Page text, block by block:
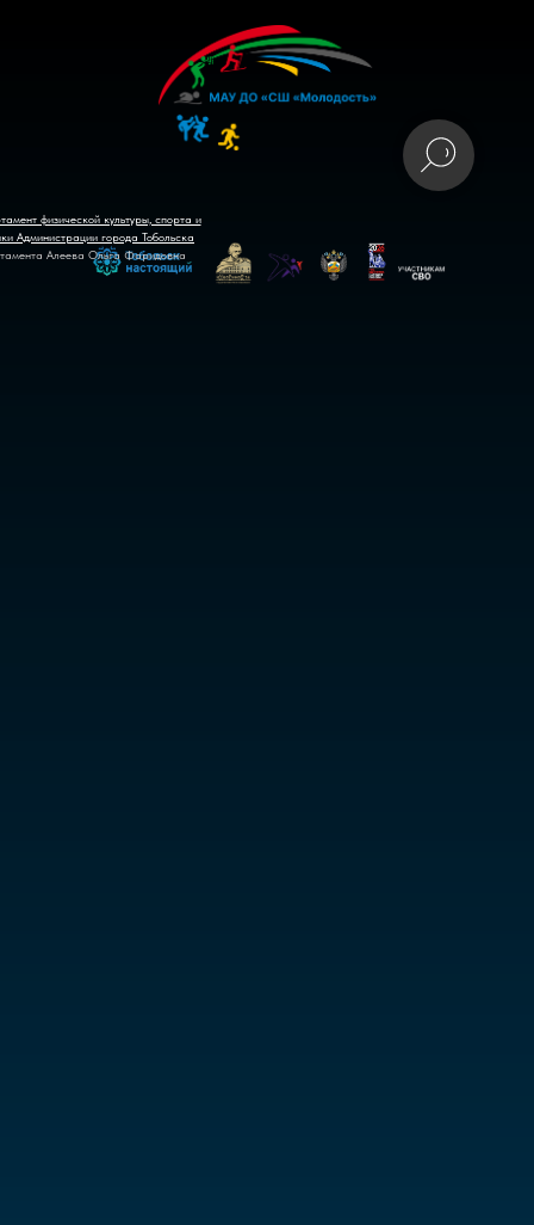
физической культуры, спорта и
Администрации города Тобольска
Алеева Ольга Фаридовна